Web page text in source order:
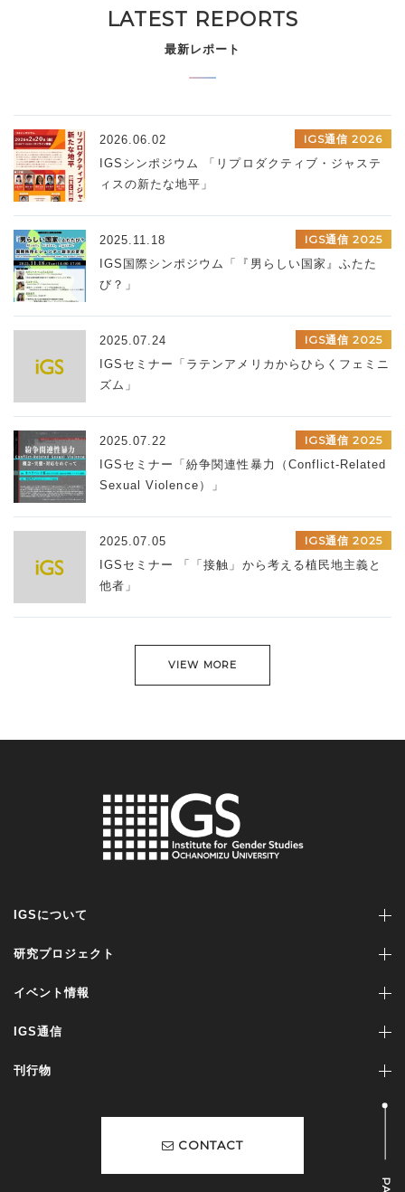
LATEST REPORTS
最新レポート
2026.06.02
IGS通信 2026
IGSシンポジウム 「リプロダクティブ・ジャステ
ィスの新たな地平」
2025.11.18
IGS通信 2025
IGS国際シンポジウム「『男らしい国家』ふたた
び？」
2025.07.24
IGS通信 2025
IGSセミナー「ラテンアメリカからひらくフェミニ
ズム」
2025.07.22
IGS通信 2025
IGSセミナー「紛争関連性暴力（Conflict-Related
Sexual Violence）」
2025.07.05
IGS通信 2025
IGSセミナー 「「接触」から考える植民地主義と
他者」
VIEW MORE
IGSについて
研究プロジェクト
イベント情報
IGS通信
刊行物
CONTACT